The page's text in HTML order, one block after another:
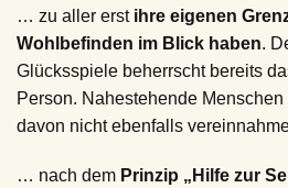
… zu aller erst ihre eigenen
Wohlbefinden im Blick haben.
Glücksspiele beherrscht bereits
Person. Nahestehende
davon nicht ebenfalls
… nach dem Prinzip „Hilfe zur